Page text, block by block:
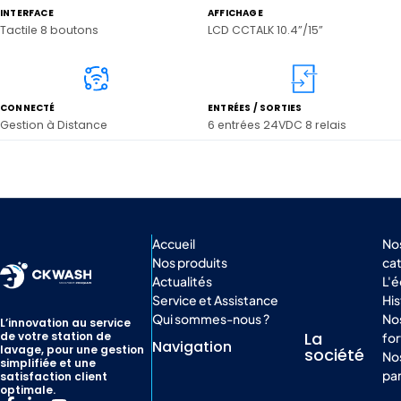
INTERFACE
Tactile 8 boutons
AFFICHAGE
LCD CCTALK 10.4”/15”
CONNECTÉ
Gestion à Distance
ENTRÉES / SORTIES
6 entrées 24VDC 8 relais
L’innovation au service
de votre station de
lavage, pour une gestion
simplifiée et une
satisfaction client
optimale.
Navigation
Accueil
Nos produits
Actualités
Service et Assistance
Qui sommes-nous ?
La
société